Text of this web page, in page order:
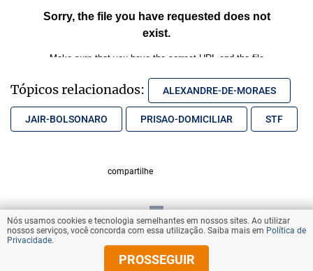
Tópicos relacionados: ALEXANDRE-DE-MORAES
JAIR-BOLSONARO PRISAO-DOMICILIAR STF
compartilhe
VOLTAR AO TOPO
© Copyright 2025 Diários Associados
Nós usamos cookies e tecnologia semelhantes em nossos sites. Ao utilizar
nossos serviços, você concorda com essa utilização. Saiba mais em Política de
Privacidade.
PROSSEGUIR